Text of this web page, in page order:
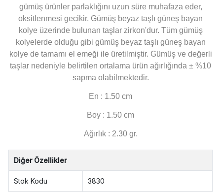
gümüş ürünler parlaklığını uzun süre muhafaza eder,
oksitlenmesi gecikir. Gümüş beyaz taşlı güneş bayan
kolye üzerinde bulunan taşlar zirkon'dur. Tüm gümüş
kolyelerde olduğu gibi gümüş beyaz taşlı güneş bayan
kolye de tamamı el emeği ile üretilmiştir. Gümüş ve değerli
taşlar nedeniyle belirtilen ortalama ürün ağırlığında ± %10
sapma olabilmektedir.
En : 1.50 cm
Boy : 1.50 cm
Ağırlık : 2.30 gr.
Diğer Özellikler
Stok Kodu 3830